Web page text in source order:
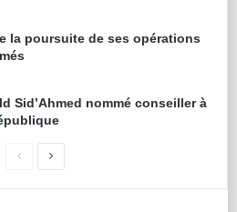
la poursuite de ses opérations
Sid’Ahmed nommé conseiller à